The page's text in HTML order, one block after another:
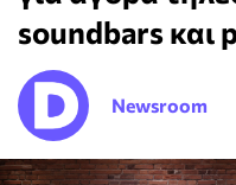
soundbars και
Newsroom